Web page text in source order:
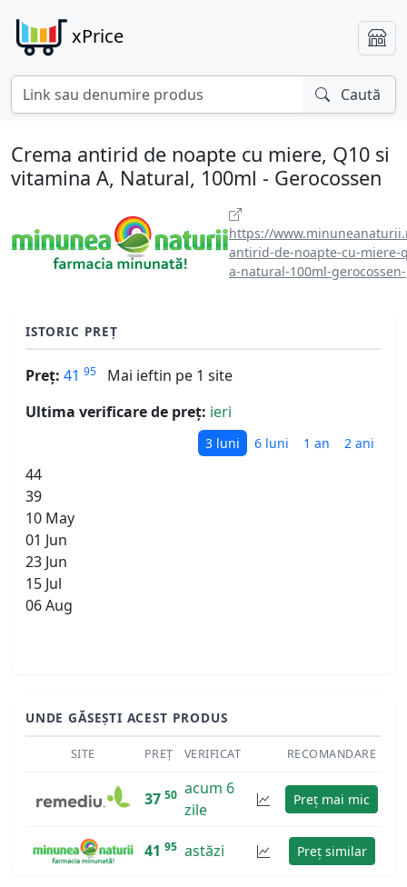
xPrice
Caută
Crema antirid de noapte cu miere, Q10 si
vitamina A, Natural, 100ml - Gerocossen
https://
antirid-de-noapte-cu-miere-
a-natural-100ml-
ISTORIC PREȚ
Preț: 41 95
Mai ieftin pe 1 site
Ultima verificare de preț: ieri
3 luni 6 luni 1 an 2 ani
44
39
10 May
01 Jun
23 Jun
15 Jul
06 Aug
UNDE GĂSEȘTI ACEST PRODUS
SITE PREȚ VERIFICAT RECOMANDARE
37 50 acum 6
zile
Preț mai mic
41 95 astăzi Preț similar